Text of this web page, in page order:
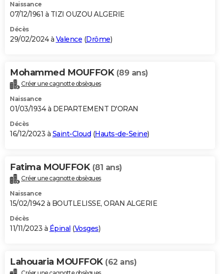
Naissance
07/12/1961 à TIZI OUZOU ALGERIE
Décès
29/02/2024 à Valence (Drôme)
Mohammed MOUFFOK (89 ans)
Créer une cagnotte obsèques
Naissance
01/03/1934 à DEPARTEMENT D'ORAN
Décès
16/12/2023 à Saint-Cloud (Hauts-de-Seine)
Fatima MOUFFOK (81 ans)
Créer une cagnotte obsèques
Naissance
15/02/1942 à BOUTLELISSE, ORAN ALGERIE
Décès
11/11/2023 à Épinal (Vosges)
Lahouaria MOUFFOK (62 ans)